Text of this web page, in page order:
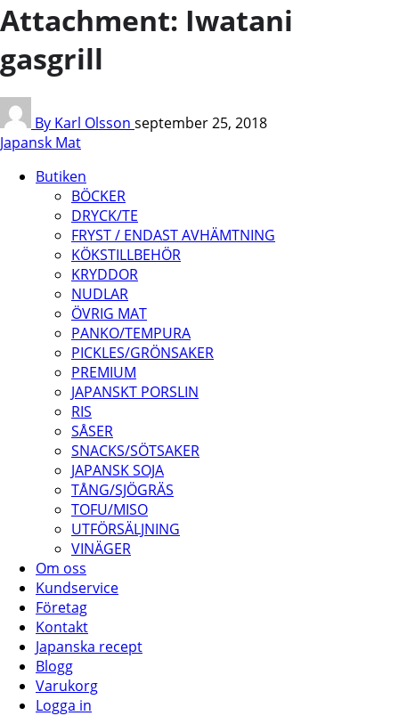
Attachment: Iwatani
gasgrill
By Karl Olsson september 25, 2018
Japansk Mat
Butiken
BÖCKER
DRYCK/TE
FRYST / ENDAST AVHÄMTNING
KÖKSTILLBEHÖR
KRYDDOR
NUDLAR
ÖVRIG MAT
PANKO/TEMPURA
PICKLES/GRÖNSAKER
PREMIUM
JAPANSKT PORSLIN
RIS
SÅSER
SNACKS/SÖTSAKER
JAPANSK SOJA
TÅNG/SJÖGRÄS
TOFU/MISO
UTFÖRSÄLJNING
VINÄGER
Om oss
Kundservice
Företag
Kontakt
Japanska recept
Blogg
Varukorg
Logga in